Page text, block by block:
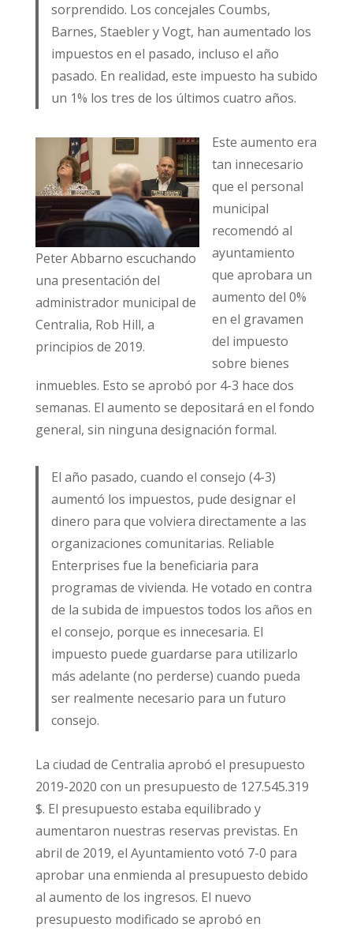
sorprendido. Los concejales Coumbs,
Barnes, Staebler y Vogt, han aumentado los
impuestos en el pasado, incluso el año
pasado. En realidad, este impuesto ha subido
un 1% los tres de los últimos cuatro años.
Peter Abbarno escuchando
una presentación del
administrador municipal de
Centralia, Rob Hill, a
principios de 2019.
Este aumento era
tan innecesario
que el personal
municipal
recomendó al
ayuntamiento
que aprobara un
aumento del 0%
en el gravamen
del impuesto
sobre bienes
inmuebles. Esto se aprobó por 4-3 hace dos
semanas. El aumento se depositará en el fondo
general, sin ninguna designación formal.
El año pasado, cuando el consejo (4-3)
aumentó los impuestos, pude designar el
dinero para que volviera directamente a las
organizaciones comunitarias. Reliable
Enterprises fue la beneficiaria para
programas de vivienda. He votado en contra
de la subida de impuestos todos los años en
el consejo, porque es innecesaria. El
impuesto puede guardarse para utilizarlo
más adelante (no perderse) cuando pueda
ser realmente necesario para un futuro
consejo.
La ciudad de Centralia aprobó el presupuesto
2019-2020 con un presupuesto de 127.545.319
$. El presupuesto estaba equilibrado y
aumentaron nuestras reservas previstas. En
abril de 2019, el Ayuntamiento votó 7-0 para
aprobar una enmienda al presupuesto debido
al aumento de los ingresos. El nuevo
presupuesto modificado se aprobó en